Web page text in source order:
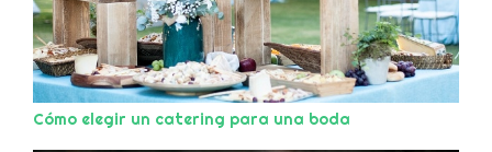
Cómo elegir un catering para una boda